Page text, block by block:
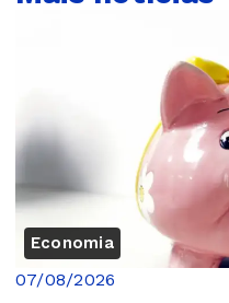
Economia
07/08/2026